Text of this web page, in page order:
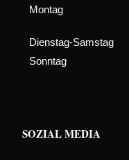
Montag
Dienstag-Samstag
Sonntag
SOZIAL MEDIA